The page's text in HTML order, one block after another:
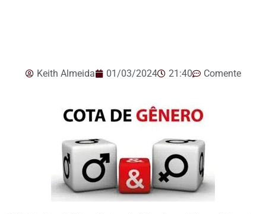
Keith Almeida 01/03/2024 21:40 Comente